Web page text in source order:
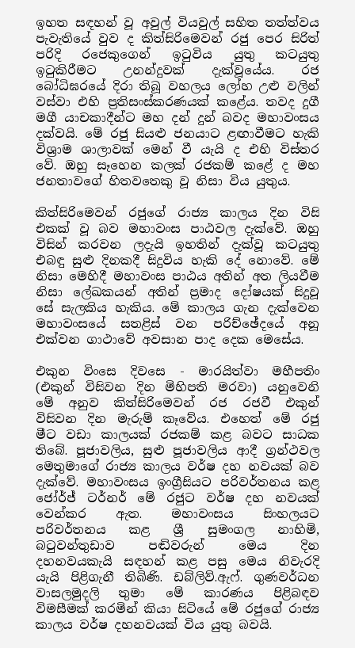
ඉහත සඳහන් වූ අවුල් වියවුල් සහිත තත්ත්වය
පැවැතියේ වුව ද කිත්සිරිමෙවන් රජු පෙර සිරිත්
පරිදි රජෙකුගෙන් ඉටුවිය යුතු කටයුතු
ඉටුකිරීමට උනන්දුවක් දැක්වූයේය. රජ
බෝධිඝරයේ දිරා තිබූ වහලය ලෝහ උළු වලින්
වස්වා එහි ප්‍රතිසංස්කරණයක් කළේය. තවද දුගී
මගී යාචකාදීන්ට මහ දන් දුන් බවද මහාවංසය
දක්වයි. මේ රජු සියළු ජනයාට ළඟාවීමට හැකි
විශ්‍රාම ශාලාවක් මෙන් වී යැයි ද එහි විස්තර
වේ. ඔහු සෑහෙන කලක් රජකම් කළේ ද මහ
ජනතාවගේ හිතවතෙකු වූ නිසා විය යුතුය.
කිත්සිරිමෙවන් රජුගේ රාජ්‍ය කාලය දින විසි
එකක් වූ බව මහාවංස පාඨවල දැක්වේ. ඔහු
විසින් කරවන ලදැයි ඉහතින් දැක්වූ කටයුතු
එබඳු සුළු දිනකදී සිදුවිය හැකි දේ නොවේ. මේ
නිසා මෙහිදී මහාවංස පාඨය අතින් අත ලියවීම
නිසා ලේඛකයන් අතින් ප්‍රමාද දෝෂයක් සිදුවූ
සේ සැලකිය හැකිය. මේ කාලය ගැන දැක්වෙන
මහාවංසයේ සතළිස් වන පරිච්ඡේදයේ අනූ
එක්වන ගාථාවේ අවසාන පාද දෙක මෙසේය.
එකුන විංසෙ දිවසෙ - මාරයිත්වා මහීපතිං
(එකුන් විසිවන දින මිහිපති මරවා) යනුවෙනි
මේ අනුව කිත්සිරිමෙවන් රජ රජවී එකුන්
විසිවන දින මැරුම් කෑවේය. එහෙත් මේ රජු
මීට වඩා කාලයක් රජකම් කළ බවට සාධක
තිබේ. පූජාවලිය, සුළු පූජාවලිය ආදී ග්‍රන්ථවල
මෙතුමාගේ රාජ්‍ය කාලය වර්ෂ දහ නවයක් බව
දැක්වේ. මහාවංසය ඉංග්‍රීසියට පරිවර්තනය කළ
ජෝර්ජ් ටර්නර් මේ රජුට වර්ෂ දහ නවයක්
වෙන්කර ඇත. මහාවංසය සිංහලයට
පරිවර්තනය කළ ශ්‍රී සුමංගල නාහිමි,
බටුවන්තුඩාව පඬිවරුන් මෙය දින
දහනවයකැයි සඳහන් කළ පසු මෙය නිවැරදි
යැයි පිළිගැනී තිබිණි. ඩබ්ලිව්.ඇෆ්. ගුණවර්ධන
වාසලමුදලි තුමා මේ කාරණය පිළිබඳව
විමසීමක් කරමින් කියා සිටියේ මේ රජුගේ රාජ්‍ය
කාලය වර්ෂ දහනවයක් විය යුතු බවයි.